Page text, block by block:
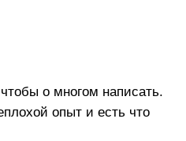
о многом написать.
опыт и есть что